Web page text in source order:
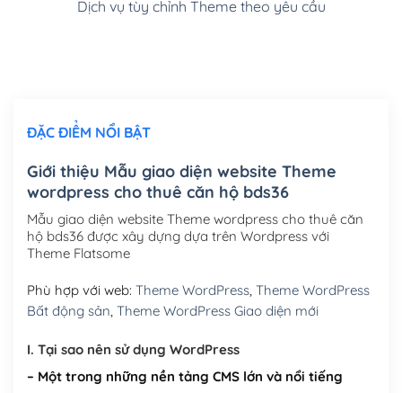
Cài đặt SMTP Mail cho site Wordpress(+100,000₫)
Mua thêm Host + Tên miền
Tên miền quốc tế .com .net .org (1 năm)
Tên miền Việt Nam .vn (1 năm)(+550,000₫)
Hosting 2GB SSD (1 năm)(+450,000₫)
Hosting 5GB SSD (1 năm) (+650,000₫)
Dịch vụ tùy chỉnh Theme theo yêu cầu
ĐẶC ĐIỂM NỔI BẬT
Giới thiệu Mẫu giao diện website Theme
wordpress cho thuê căn hộ bds36
Mẫu giao diện website Theme wordpress cho thuê căn
hộ bds36 được xây dựng dựa trên Wordpress với
Theme Flatsome
Phù hợp với web: Theme WordPress, Theme WordPress
Bất động sản, Theme WordPress Giao diện mới
I. Tại sao nên sử dụng WordPress
– Một trong những nền tảng CMS lớn và nổi tiếng